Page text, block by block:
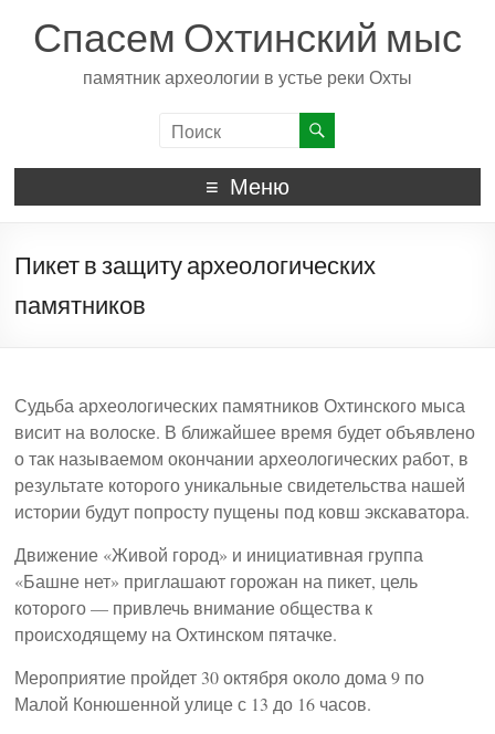
Спасем Охтинский мыс
памятник археологии в устье реки Охты
Меню
Пикет в защиту археологических
памятников
Судьба археологических памятников Охтинского мыса
висит на волоске. В ближайшее время будет объявлено
о так называемом окончании археологических работ, в
результате которого уникальные свидетельства нашей
истории будут попросту пущены под ковш экскаватора.
Движение «Живой город» и инициативная группа
«Башне нет» приглашают горожан на пикет, цель
которого — привлечь внимание общества к
происходящему на Охтинском пятачке.
Мероприятие пройдет 30 октября около дома 9 по
Малой Конюшенной улице с 13 до 16 часов.